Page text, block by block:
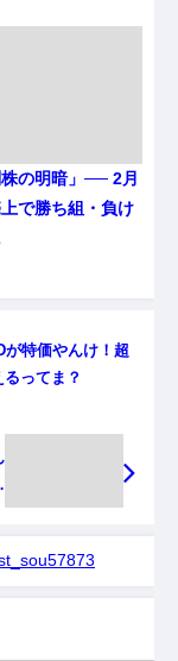
株の明暗」── 2月
で勝ち組・負け
が特価やんけ！超
ってま？